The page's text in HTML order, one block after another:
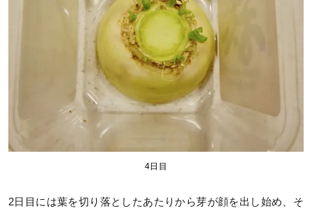
4日目
2日目には葉を切り落としたあたりから芽が顔を出し始め、そ